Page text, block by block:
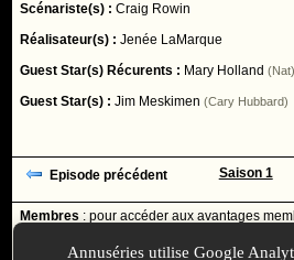
Scénariste(s) :Craig Rowin
Réalisateur(s) :Jenée LaMarque
Guest Star(s) Récurents : Mary Holland
Guest Star(s) :Jim Meskimen (Cary Hubbard)
Episode précédent Saison 1
Membres : pour accéder aux avantages
Annuséries utilise Google